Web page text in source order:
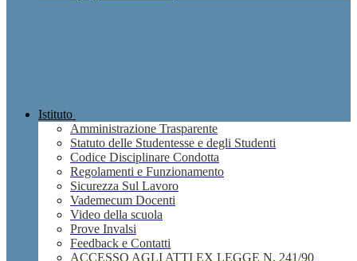
Istituto
Amministrazione Trasparente
Statuto delle Studentesse e degli Studenti
Codice Disciplinare Condotta
Regolamenti e Funzionamento
Sicurezza Sul Lavoro
Vademecum Docenti
Video della scuola
Prove Invalsi
Feedback e Contatti
ACCESSO AGLI ATTI EX LEGGE N. 241/90